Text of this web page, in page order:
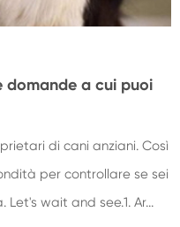
a cui puoi
di cani anziani. Così
per controllare se sei
wait and see.1. Ar...